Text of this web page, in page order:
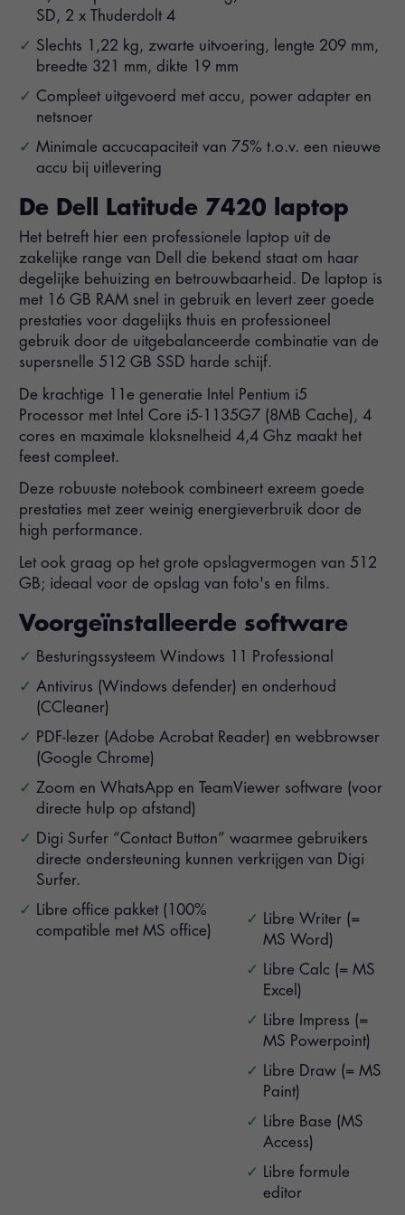
SD, 2 x Thuderdolt 4
Slechts 1,22 kg, zwarte uitvoering, lengte 209 mm,
breedte 321 mm, dikte 19 mm
Compleet uitgevoerd met accu, power adapter en
netsnoer
Minimale accucapaciteit van 75% t.o.v. een nieuwe
accu bij uitlevering
De Dell Latitude 7420 laptop
Het betreft hier een professionele laptop uit de
zakelijke range van Dell die bekend staat om haar
degelijke behuizing en betrouwbaarheid. De laptop is
met 16 GB RAM snel in gebruik en levert zeer goede
prestaties voor dagelijks thuis en professioneel
gebruik door de uitgebalanceerde combinatie van de
supersnelle 512 GB SSD harde schijf.
De krachtige 11e generatie Intel Pentium i5
Processor met Intel Core i5-1135G7 (8MB Cache), 4
cores en maximale kloksnelheid 4,4 Ghz maakt het
feest compleet.
Deze robuuste notebook combineert exreem goede
prestaties met zeer weinig energieverbruik door de
high performance.
Let ook graag op het grote opslagvermogen van 512
GB; ideaal voor de opslag van foto's en films.
Voorgeïnstalleerde software
Besturingssysteem Windows 11 Professional
Antivirus (Windows defender) en onderhoud
(CCleaner)
PDF-lezer (Adobe Acrobat Reader) en webbrowser
(Google Chrome)
Zoom en WhatsApp en TeamViewer software (voor
directe hulp op afstand)
Digi Surfer “Contact Button” waarmee gebruikers
directe ondersteuning kunnen verkrijgen van Digi
Surfer.
Libre office pakket (100%
compatible met MS office)
Libre Writer (=
MS Word)
Libre Calc (= MS
Excel)
Libre Impress (=
MS Powerpoint)
Libre Draw (= MS
Paint)
Libre Base (MS
Access)
Libre formule
editor